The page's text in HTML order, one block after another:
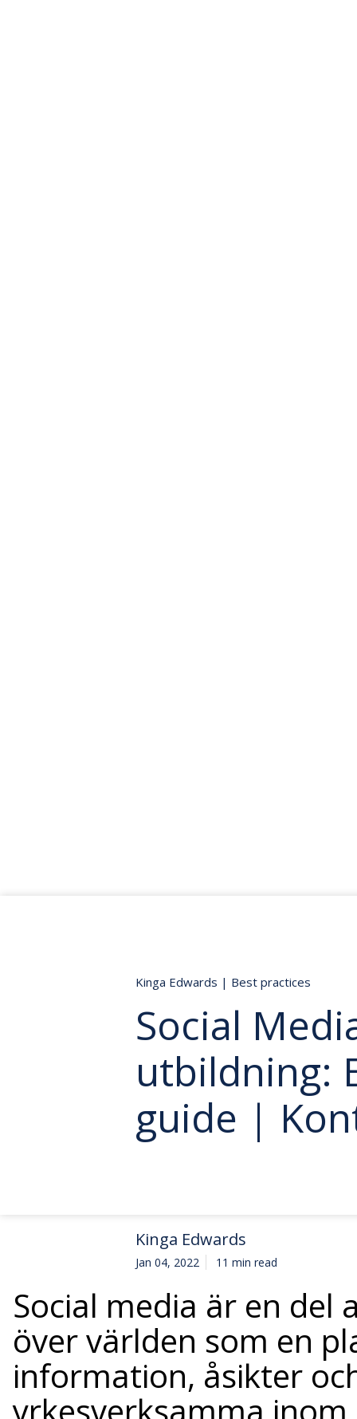
Kinga Edwards | Best practices
Social
utbildning:
guide |
Kinga Edwards
Jan 04, 2022 11 min read
Social media är en del
över världen som en
information, åsikter